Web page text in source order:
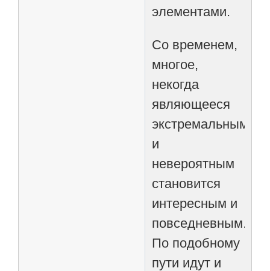
элементами.
Со временем,
многое,
некогда
являющееся
экстремальным
и
невероятным
становится
интересным и
повседневным.
По подобному
пути идут и